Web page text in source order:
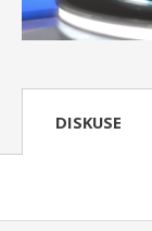
DISKUSE